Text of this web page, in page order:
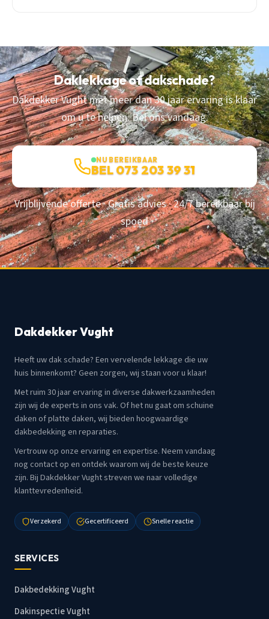
Daklekkage of dakschade?
Dakdekker Vught met meer dan 30 jaar ervaring is klaar
om u te helpen. Bel ons vandaag.
NU BEREIKBAAR
BEL 073 203 39 31
Vrijblijvende offerte · Gratis advies · 24/7 bereikbaar bij
spoed
Dakdekker Vught
Heeft uw dak schade? Een vervelende lekkage die uw
huis binnenkomt? Geen zorgen, wij staan voor u klaar!
Met ruim 30 jaar ervaring in diverse dakwerkzaamheden
zijn wij de experts in ons vak. Of het nu gaat om schuine
daken of platte daken, wij bieden hoogwaardige
dakbedekking en reparaties.
Vertrouw op onze ervaring en expertise. Neem vandaag
nog contact op en ontdek waarom wij de beste keuze
zijn. Bij Dakdekker Vught streven we naar volledige
klanttevredenheid.
Verzekerd Gecertificeerd Snelle reactie
SERVICES
Dakbedekking Vught
Dakinspectie Vught